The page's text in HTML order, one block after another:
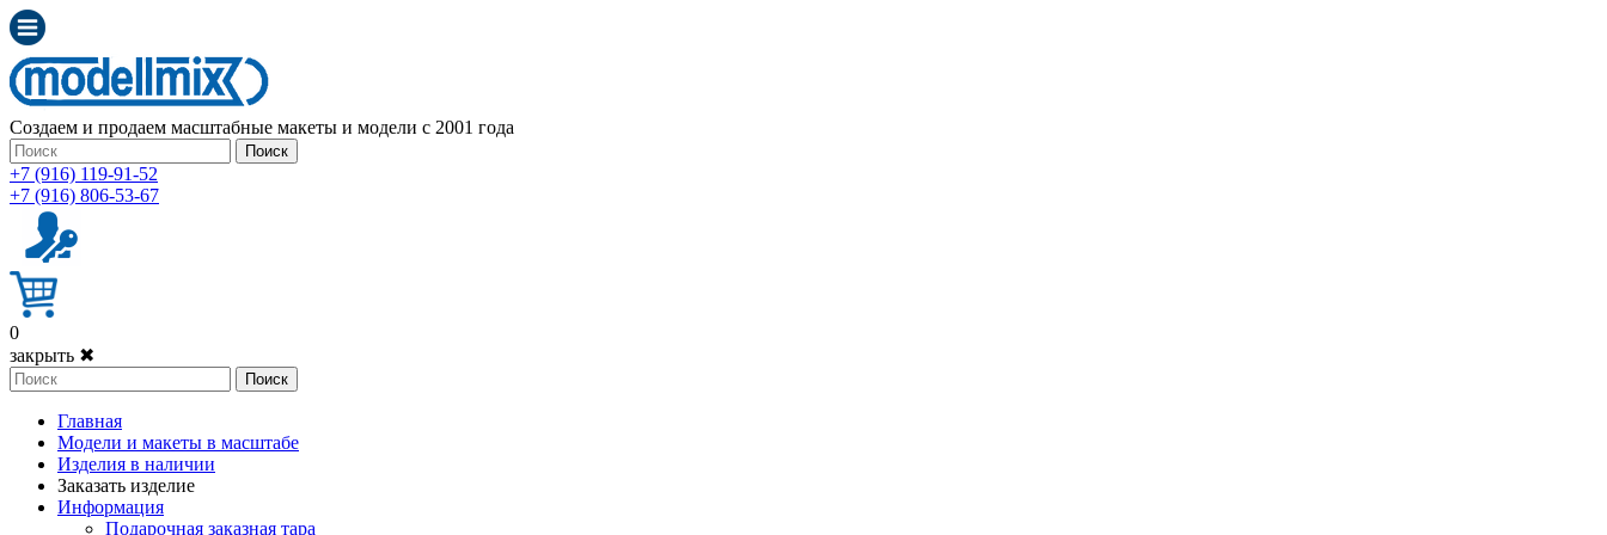
Создаем и продаем масштабные макеты и модели с 2001 года
Поиск
+7 (916) 119-91-52
+7 (916) 806-53-67
0
закрыть ✖
Поиск
Главная
Модели и макеты в масштабе
Изделия в наличии
Заказать изделие
Информация
Подарочная заказная тара